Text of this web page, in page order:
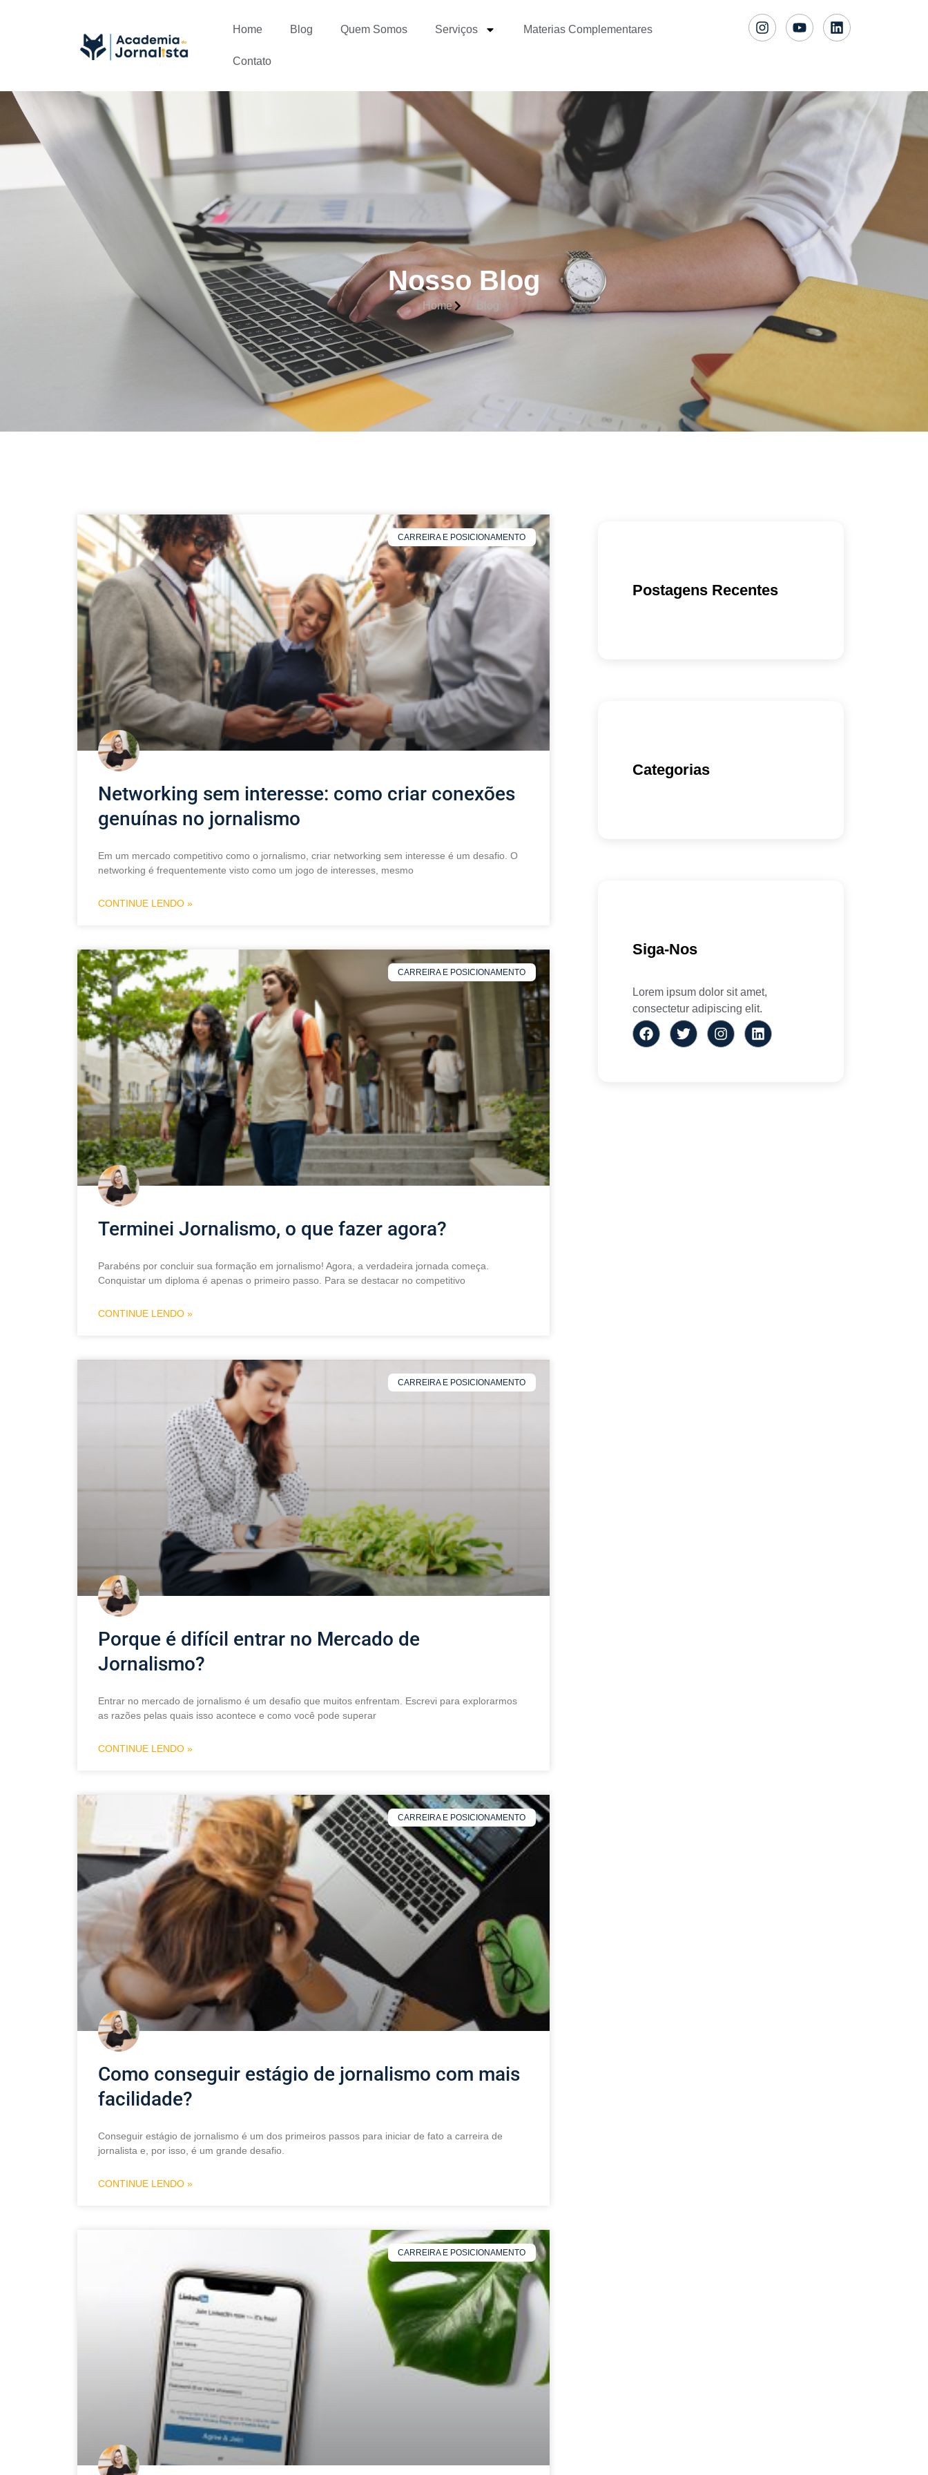
Home Blog Quem Somos Serviços Materias Complementares
Contato
Nosso Blog
Home Blog
CARREIRA E POSICIONAMENTO
Networking sem interesse: como criar conexões
genuínas no jornalismo
Em um mercado competitivo como o jornalismo, criar networking sem interesse é um desafio. O
networking é frequentemente visto como um jogo de interesses, mesmo
CONTINUE LENDO »
CARREIRA E POSICIONAMENTO
Terminei Jornalismo, o que fazer agora?
Parabéns por concluir sua formação em jornalismo! Agora, a verdadeira jornada começa.
Conquistar um diploma é apenas o primeiro passo. Para se destacar no competitivo
CONTINUE LENDO »
CARREIRA E POSICIONAMENTO
Porque é difícil entrar no Mercado de
Jornalismo?
Entrar no mercado de jornalismo é um desafio que muitos enfrentam. Escrevi para explorarmos
as razões pelas quais isso acontece e como você pode superar
CONTINUE LENDO »
CARREIRA E POSICIONAMENTO
Como conseguir estágio de jornalismo com mais
facilidade?
Conseguir estágio de jornalismo é um dos primeiros passos para iniciar de fato a carreira de
jornalista e, por isso, é um grande desafio.
CONTINUE LENDO »
CARREIRA E POSICIONAMENTO
Postagens Recentes
Categorias
Siga-Nos
Lorem ipsum dolor sit amet,
consectetur adipiscing elit.